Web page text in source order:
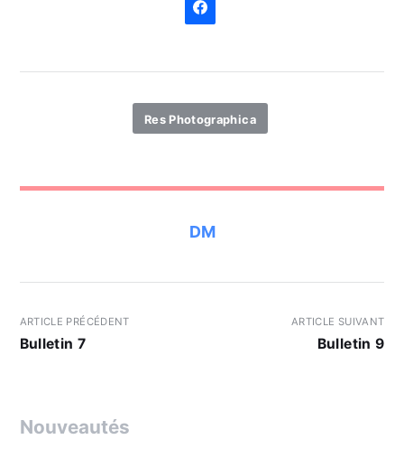
Res Photographica
DM
ARTICLE PRÉCÉDENT
Bulletin 7
ARTICLE SUIVANT
Bulletin 9
Nouveautés